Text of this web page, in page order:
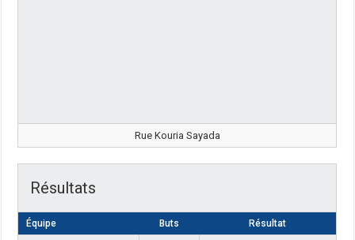
Rue Kouria Sayada
Résultats
Équipe Buts Résultat